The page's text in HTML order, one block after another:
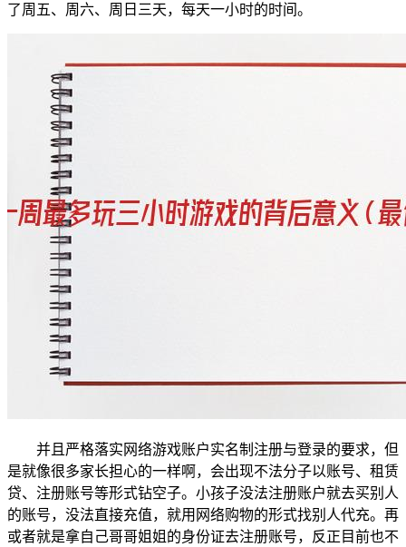
了周五、周六、周日三天，每天一小时的时间。
并且严格落实网络游戏账户实名制注册与登录的要求，但
是就像很多家长担心的一样啊，会出现不法分子以账号、租赁
贷、注册账号等形式钻空子。小孩子没法注册账户就去买别人
的账号，没法直接充值，就用网络购物的形式找别人代充。再
或者就是拿自己哥哥姐姐的身份证去注册账号，反正目前也不